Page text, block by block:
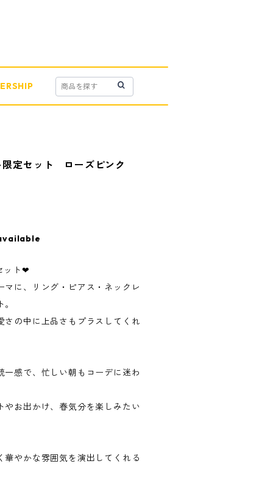
定セット ローズピンク
ット❤
に、リング・ピアス・ネックレ
さの中に上品さもプラスしてくれ
感で、忙しい朝もコーデに迷わ
やお出かけ、春気分を楽しみたい
やかな雰囲気を演出してくれる